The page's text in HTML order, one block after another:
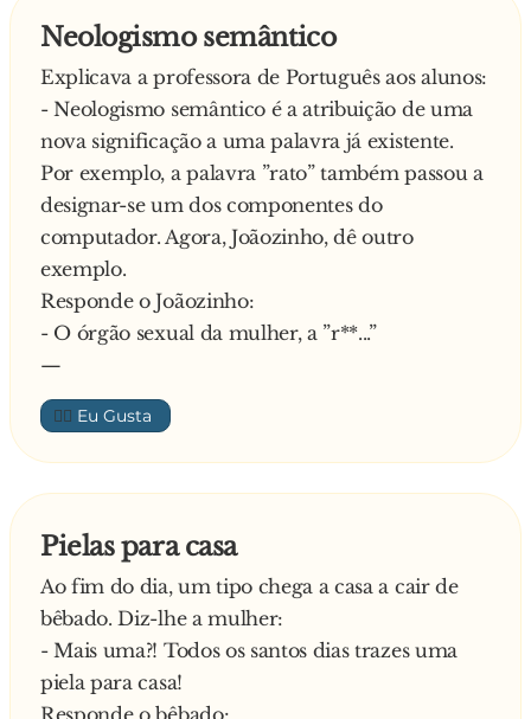
Neologismo semântico
Explicava a professora de Português aos alunos:
- Neologismo semântico é a atribuição de uma
nova significação a uma palavra já existente.
Por exemplo, a palavra ”rato” também passou a
designar-se um dos componentes do
computador. Agora, Joãozinho, dê outro
exemplo.
Responde o Joãozinho:
- O órgão sexual da mulher, a ”r**...”
—
👍🏼
Pielas para casa
Ao fim do dia, um tipo chega a casa a cair de
bêbado. Diz-lhe a mulher:
- Mais uma?! Todos os santos dias trazes uma
piela para casa!
Responde o bêbado: